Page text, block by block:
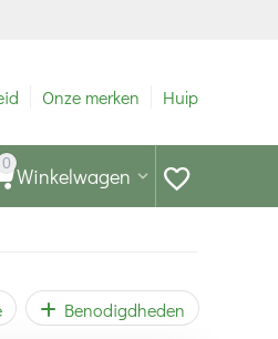
Onze merken Hulp
0 Winkelwagen
Benodigdheden